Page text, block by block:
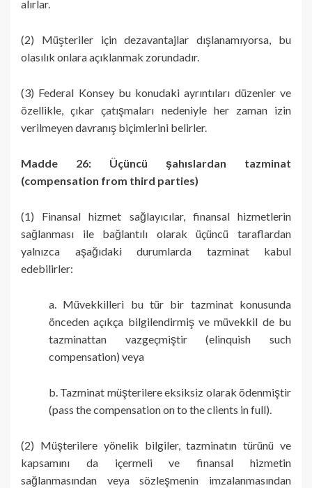
alırlar.
(2) Müşteriler için dezavantajlar dışlanamıyorsa, bu
olasılık onlara açıklanmak zorundadır.
(3) Federal Konsey bu konudaki ayrıntıları düzenler ve
özellikle, çıkar çatışmaları nedeniyle her zaman izin
verilmeyen davranış biçimlerini belirler.
Madde 26: Üçüncü şahıslardan tazminat
(compensation from third parties)
(1) Finansal hizmet sağlayıcılar, finansal hizmetlerin
sağlanması ile bağlantılı olarak üçüncü taraflardan
yalnızca aşağıdaki durumlarda tazminat kabul
edebilirler:
a. Müvekkilleri bu tür bir tazminat konusunda
önceden açıkça bilgilendirmiş ve müvekkil de bu
tazminattan vazgeçmiştir (elinquish such
compensation) veya
b. Tazminat müşterilere eksiksiz olarak ödenmiştir
(pass the compensation on to the clients in full).
(2) Müşterilere yönelik bilgiler, tazminatın türünü ve
kapsamını da içermeli ve finansal hizmetin
sağlanmasından veya sözleşmenin imzalanmasından